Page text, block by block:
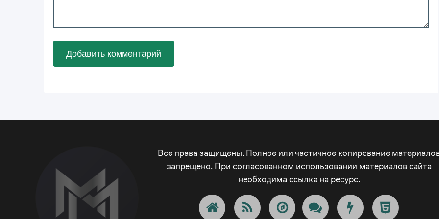
Добавить комментарий
Все права защищены. Полное или частичное копирование
запрещено. При согласованном использовании материалов сайта
необходима ссылка на ресурс.